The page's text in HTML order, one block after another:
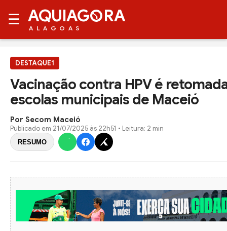
☰ AQUIAG RA
ALAGOAS
DESTAQUE1
Vacinação contra HPV é
escolas municipais de Maceió
Por Secom Maceió
Publicado em 21/07/2025 às 22h51 • Leitura: 2 min
RESUMO